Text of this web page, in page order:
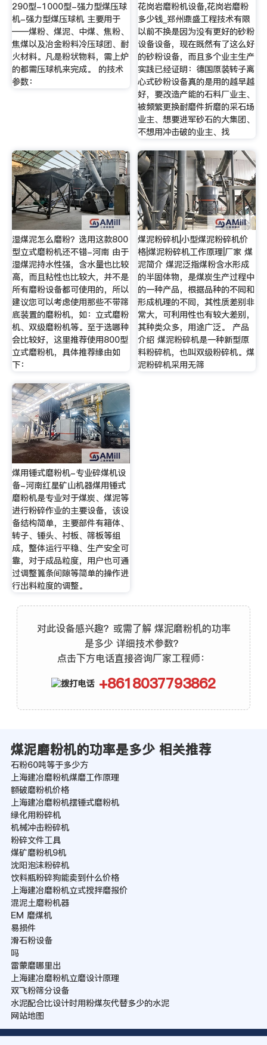
290型-1000型-强力型煤压球
机-强力型煤压球机 主要用于
——煤粉、煤泥、中煤、焦粉、
焦煤以及冶金粉料冷压球团、耐
火材料。凡是粉状物料，需上炉
的都需压球机来完成。 的技术
参数：
花岗岩磨粉机设备,花岗岩磨粉
多少钱_郑州鼎盛工程技术有限
以前不换是因为没有更好的砂粉
设备设备，现在既然有了这么好
的砂粉设备，而且多个业主生产
实践已经证明：德国原装转子离
心式砂粉设备真的是用的越早越
好，要改造产能的石料厂业主、
被频繁更换耐磨件折磨的采石场
业主、想要进军砂石的大集团、
不想用冲击破的业主、找
湿煤泥怎么磨粉？选用这款800
型立式磨粉机还不错-河南 由于
湿煤泥持水性强，含水量也比较
高，而且粘性也比较大，并不是
所有磨粉设备都可使用的，所以
建议您可以考虑使用那些不带筛
底装置的磨粉机，如：立式磨粉
机、双级磨粉机等。至于选哪种
会比较好，这里推荐使用800型
立式磨粉机，具体推荐缘由如
下：
煤泥粉碎机|小型煤泥粉碎机价
格|煤泥粉碎机工作原理|厂家 煤
泥简介 煤泥泛指煤粉含水形成
的半固体物，是煤炭生产过程中
的一种产品，根据品种的不同和
形成机理的不同，其性质差别非
常大，可利用性也有较大差别，
其种类众多，用途广泛。 产品
介绍 煤泥粉碎机是一种新型原
料粉碎机，也叫双级粉碎机。煤
泥粉碎机采用无筛
煤用锤式磨粉机-专业碎煤机设
备-河南红星矿山机器煤用锤式
磨粉机是专业对于煤炭、煤泥等
进行粉碎作业的主要设备，该设
备结构简单，主要部件有箱体、
转子、锤头、衬板、筛板等组
成，整体运行平稳、生产安全可
靠，对于成品粒度，用户也可通
过调整篦条间隙等简单的操作进
行出料粒度的调整。
对此设备感兴趣？或需了解 煤泥磨粉机的功率
是多少 详细技术参数？
点击下方电话直接咨询厂家工程师：
+8618037793862
煤泥磨粉机的功率是多少 相关推荐
石粉60吨等于多少方
上海建冶磨粉机煤磨工作原理
额破磨粉机价格
上海建冶磨粉机摆锤式磨粉机
绿化用粉碎机
机械冲击粉碎机
粉碎文件工具
煤矿磨粉机9机
沈阳泡沫粉碎机
饮料瓶粉碎狗能卖到什么价格
上海建冶磨粉机立式搅拌磨报价
混泥土磨粉机器
EM 磨煤机
易损件
滑石粉设备
吗
雷蒙磨哪里出
上海建冶磨粉机立磨设计原理
双飞粉筛分设备
水泥配合比设计时用粉煤灰代替多少的水泥
网站地图